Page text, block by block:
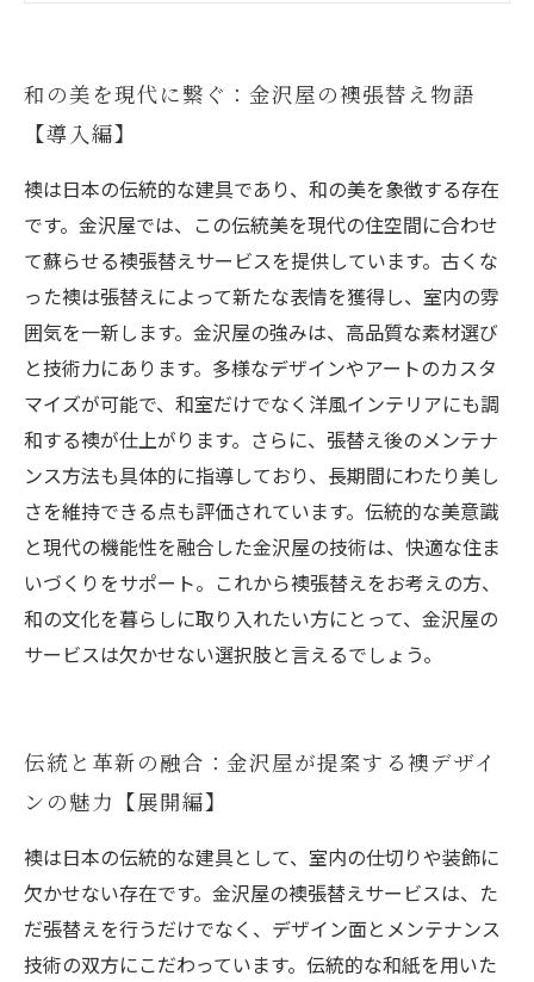
を徹底解説【展開編】
快適空間の完成：金沢屋の襖リフォームがもた
らす暮らしの変化【結末編】
金沢屋で叶える理想の和インテリア：デザイン
と機能性のベストバランス
初めての襖張替えガイド：金沢屋のサービスを
活用するポイント
和の美を現代に繋ぐ：金沢屋の襖張替え物語
【導入編】
襖は日本の伝統的な建具であり、和の美を象徴する存在
です。金沢屋では、この伝統美を現代の住空間に合わせ
て蘇らせる襖張替えサービスを提供しています。古くな
った襖は張替えによって新たな表情を獲得し、室内の雰
囲気を一新します。金沢屋の強みは、高品質な素材選び
と技術力にあります。多様なデザインやアートのカスタ
マイズが可能で、和室だけでなく洋風インテリアにも調
和する襖が仕上がります。さらに、張替え後のメンテナ
ンス方法も具体的に指導しており、長期間にわたり美し
さを維持できる点も評価されています。伝統的な美意識
と現代の機能性を融合した金沢屋の技術は、快適な住ま
いづくりをサポート。これから襖張替えをお考えの方、
和の文化を暮らしに取り入れたい方にとって、金沢屋の
サービスは欠かせない選択肢と言えるでしょう。
伝統と革新の融合：金沢屋が提案する襖デザイ
ンの魅力【展開編】
襖は日本の伝統的な建具として、室内の仕切りや装飾に
欠かせない存在です。金沢屋の襖張替えサービスは、た
だ張替えを行うだけでなく、デザイン面とメンテナンス
技術の双方にこだわっています。伝統的な和紙を用いた